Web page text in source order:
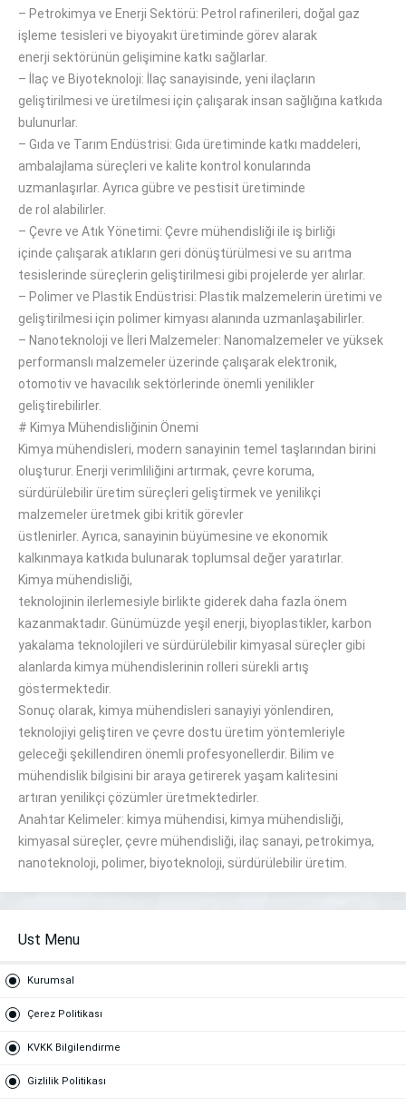
– Petrokimya ve Enerji Sektörü: Petrol rafinerileri, doğal gaz
işleme tesisleri ve biyoyakıt üretiminde görev alarak
enerji sektörünün gelişimine katkı sağlarlar.
–
İlaç ve Biyoteknoloji: İlaç sanayisinde, yeni ilaçların
geliştirilmesi ve üretilmesi için çalışarak insan sağlığına katkıda
bulunurlar.
– Gıda ve Tarım Endüstrisi: Gıda üretiminde katkı maddeleri,
ambalajlama süreçleri ve kalite kontrol konularında
uzmanlaşırlar. Ayrıca gübre ve pestisit üretiminde
de rol alabilirler.
– Çevre ve Atık Yönetimi: Çevre mühendisliği ile iş birliği
içinde çalışarak atıkların geri dönüştürülmesi ve su arıtma
tesislerinde süreçlerin geliştirilmesi gibi projelerde yer alırlar.
– Polimer ve Plastik Endüstrisi: Plastik malzemelerin üretimi ve
geliştirilmesi için polimer kimyası alanında uzmanlaşabilirler.
– Nanoteknoloji ve İleri Malzemeler: Nanomalzemeler ve yüksek
performanslı malzemelerüzerinde çalışarak elektronik,
otomotiv ve havacılık sektörlerinde önemli yenilikler
geliştirebilirler.
# Kimya Mühendisliğinin Önemi
Kimya mühendisleri, modern sanayinin temel taşlarından birini
oluşturur. Enerji verimliliğini artırmak, çevre koruma,
sürdürülebilir üretim süreçleri geliştirmek ve yenilikçi
malzemeler üretmek gibi kritik görevler
üstlenirler. Ayrıca, sanayinin büyümesine ve ekonomik
kalkınmaya katkıda bulunarak toplumsal değer yaratırlar.
Kimya mühendisliği,
teknolojinin ilerlemesiyle birlikte giderek daha fazla önem
kazanmaktadır. Günümüzde yeşil enerji, biyoplastikler, karbon
yakalama teknolojileri ve sürdürülebilir kimyasal süreçler gibi
alanlarda kimya mühendislerinin rolleri sürekli artış
göstermektedir.
Sonuç olarak, kimya mühendisleri sanayiyi yönlendiren,
teknolojiyi geliştiren ve çevre dostu üretim yöntemleriyle
geleceği şekillendiren önemli profesyonellerdir. Bilim ve
mühendislik bilgisini bir araya getirerek yaşam kalitesini
artıran yenilikçi çözümlerüretmektedirler.
Anahtar Kelimeler: kimya mühendisi, kimya mühendisliği,
kimyasal süreçler, çevre mühendisliği, ilaç sanayi, petrokimya,
nanoteknoloji, polimer, biyoteknoloji, sürdürülebilir üretim
Ust Menu
Kurumsal
Çerez Politikası
KVKK Bilgilendirme
Gizlilik Politikası